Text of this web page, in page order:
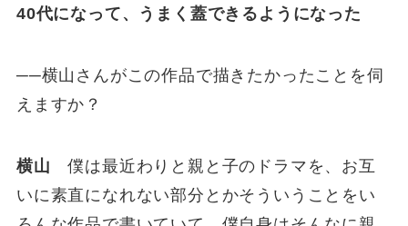
40代になって、うまく蓋できるようになった
──横山さんがこの作品で描きたかったことを伺
えますか？
横山 僕は最近わりと親と子のドラマを、お互
いに素直になれない部分とかそういうことをい